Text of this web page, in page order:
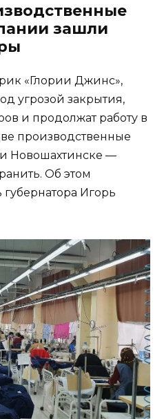
зашли
«Глории Джинс»,
угрозой закрытия,
и продолжат работу в
производственные
Новошахтинске —
Об этом
губернатора Игорь